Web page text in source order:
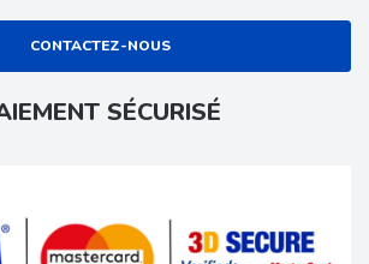
CONTACTEZ-NOUS
SÉCURISÉ